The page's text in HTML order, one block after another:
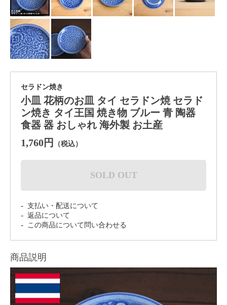
セラドン焼き
小皿 花柄のお皿 タイ セラドン焼 セラド
ン焼き タイ王国 焼き物 ブルー 青 陶器
食器 器 おしゃれ 海外製 お土産
1,760円
（税込）
SOLD OUT
支払い・配送について
返品について
この商品について問い合わせる
商品説明